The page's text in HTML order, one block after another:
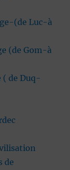
(de Luc-à
(de Gom-à
( de Duq-
de